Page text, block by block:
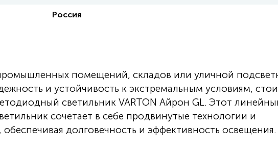
Россия
помещений, складов или уличной
и устойчивость к экстремальным условиям,
светильник VARTON Айрон GL. Этот
сочетает в себе продвинутые технологии и
долговечность и эффективность освещения.